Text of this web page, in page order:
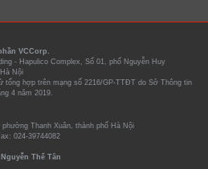
VCCorp.
- Hapulico Complex, Số 01, phố Nguyễn Huy
Nội
tổng hợp trên mạng số 2216/GP-TTĐT do Sở Thông tin
4 năm 2019.
Thanh Xuân, thành phố Hà Nội
024-39744082
Thế Tân